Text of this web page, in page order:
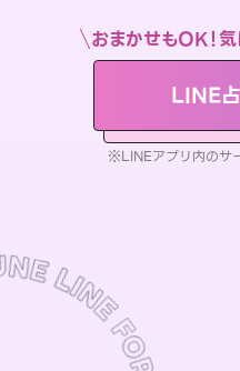
おまかせもOK！
LINE
※LINEアプリ内のサ